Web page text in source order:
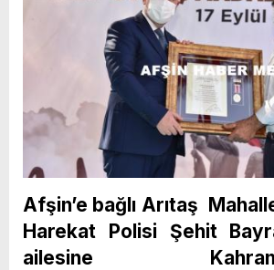
Afşin’e bağlı Arıtaş
Harekat Polisi Şehit
ailesine